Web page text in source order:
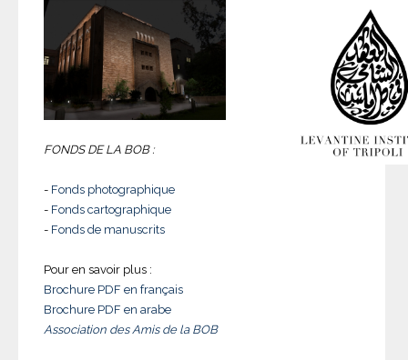
FONDS DE LA BOB :
- Fonds photographique
- Fonds cartographique
- Fonds de manuscrits
Pour en savoir plus :
Brochure PDF en français
Brochure PDF en arabe
Association des Amis de la BOB